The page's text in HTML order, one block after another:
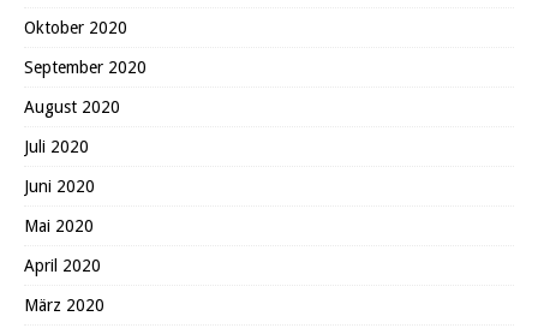
Oktober 2020
September 2020
August 2020
Juli 2020
Juni 2020
Mai 2020
April 2020
März 2020